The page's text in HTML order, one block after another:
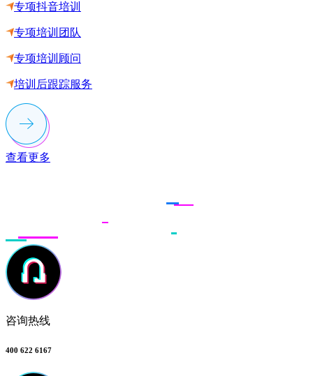
专项抖音培训
专项培训团队
专项培训顾问
培训后跟踪服务
查看更多
咨询热线
400 622 6167